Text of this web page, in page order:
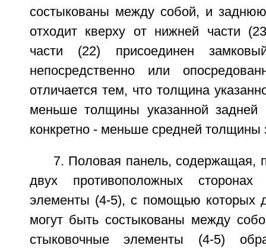
состыкованы между собой, и
отходит кверху от нижней части
части (22) присоединен
непосредственно или
отличается тем, что толщина
меньше толщины указанной задней
конкретно - меньше средней толщины
7. Половая панель, содержащая,
двух противоположных
элементы (4-5), с помощью которых
могут быть состыкованы между
стыковочные элементы (4-5)